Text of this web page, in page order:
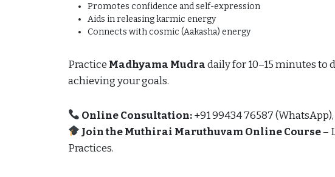
Promotes confidence and self-expression
Aids in releasing karmic energy
Connects with cosmic (Aakasha) energy
Practice Madhyama Mudradaily for 10–15 minutes to
achieving your goals.
Online Consultation:+91 99434 76587
Join the Muthirai Maruthuvam Online Course–
Practices.